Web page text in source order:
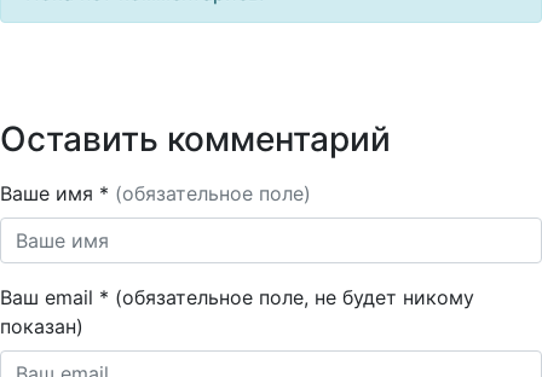
Оставить комментарий
Ваше имя * (обязательное поле)
Ваш email * (обязательное поле, не будет никому
показан)